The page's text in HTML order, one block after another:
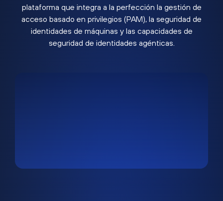
plataforma que integra a la perfección la gestión de
acceso basado en privilegios (PAM), la seguridad de
identidades de máquinas y las capacidades de
seguridad de identidades agénticas.